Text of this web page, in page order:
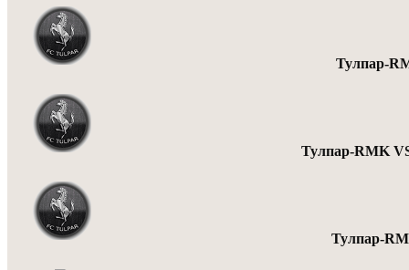
Тулпар-
Тулпар-RMK
Тулпар-